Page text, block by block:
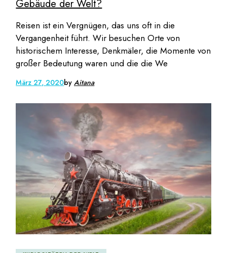
Gebäude der Welt?
Reisen ist ein Vergnügen, das uns oft in die
Vergangenheit führt. Wir besuchen Orte von
historischem Interesse, Denkmäler, die Momente von
großer Bedeutung waren und die die We
März 27, 2020byAitana